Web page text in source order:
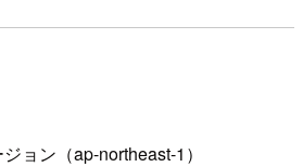
ョン（ap-northeast-1）